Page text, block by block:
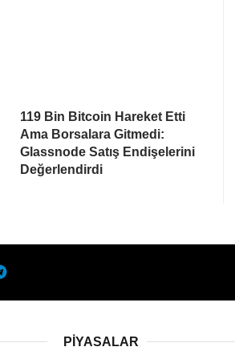
119 Bin Bitcoin Hareket Etti
Ama Borsalara Gitmedi:
Glassnode Satış Endişelerini
Değerlendirdi
PIYASALAR